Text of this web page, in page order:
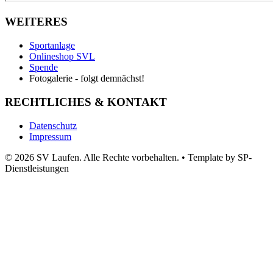
WEITERES
Sportanlage
Onlineshop SVL
Spende
Fotogalerie - folgt demnächst!
RECHTLICHES & KONTAKT
Datenschutz
Impressum
© 2026 SV Laufen. Alle Rechte vorbehalten. • Template by SP-
Dienstleistungen